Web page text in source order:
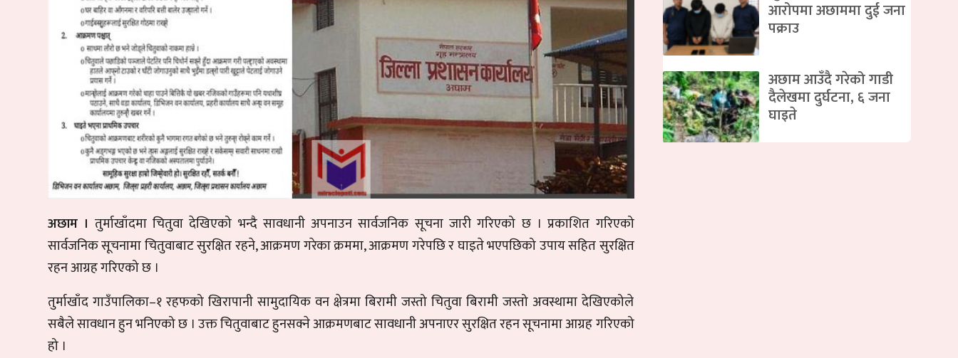
अछाम । तुर्माखाँदमा चितुवा देखिएको भन्दै सावधानी अपनाउन सार्वजनिक सूचना जारी गरिएको छ । प्रकाशित गरिएको
सार्वजनिक सूचनामा चितुवाबाट सुरक्षित रहने, आक्रमण गरेका क्रममा, आक्रमण गरेपछि र घाइते भएपछिको उपाय सहित सुरक्षित
रहन आग्रह गरिएको छ ।
तुर्माखाँद गाउँपालिका–१ रहफको खिरापानी सामुदायिक वन क्षेत्रमा बिरामी जस्तो चितुवा बिरामी जस्तो अवस्थामा देखिएकोले
सबैले सावधान हुन भनिएको छ । उक्त चितुवाबाट हुनसक्ने आक्रमणबाट सावधानी अपनाएर सुरक्षित रहन सूचनामा आग्रह गरिएको
हो ।
आरोपमा अछाममा दुई जना
पक्राउ
अछाम आउँदै गरेको गाडी
दैलेखमा दुर्घटना, ६ जना
घाइते